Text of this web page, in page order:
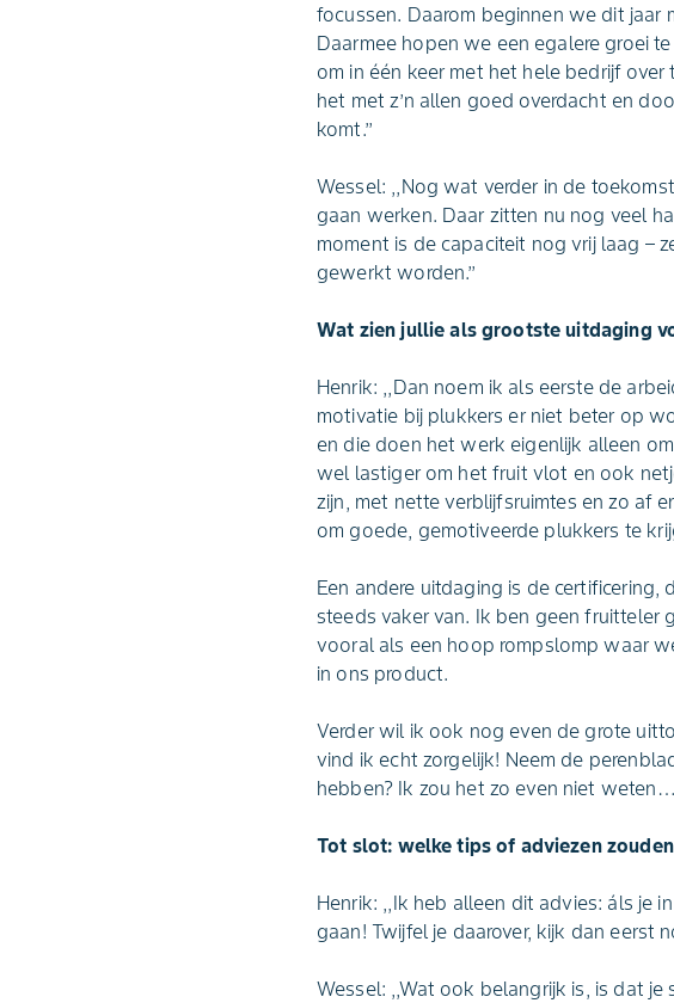
focussen. Daarom beginnen we dit
Daarmee hopen we een egalere groei
om in één keer met het hele bedrijf
het met z’n allen goed overdacht en
komt.’’
Wessel: ,,Nog wat verder in de
gaan werken. Daar zitten nu nog veel
moment is de capaciteit nog vrij laag –
gewerkt worden.’’
Wat zien jullie als grootste uitdaging
Henrik: ,,Dan noem ik als eerste de
motivatie bij plukkers er niet beter op
en die doen het werk eigenlijk alleen
wel lastiger om het fruit vlot en ook
zijn, met nette verblijfsruimtes en zo af
om goede, gemotiveerde plukkers te
Een andere uitdaging is de
steeds vaker van. Ik ben geen fruitteler
vooral als een hoop rompslomp waar
in ons product.
Verder wil ik ook nog even de grote
vind ik echt zorgelijk! Neem de
hebben? Ik zou het zo even niet
Tot slot: welke tips of adviezen
Henrik: ,,Ik heb alleen dit advies: áls je
gaan! Twijfel je daarover, kijk dan eerst
Wessel: ,,Wat ook belangrijk is, is dat